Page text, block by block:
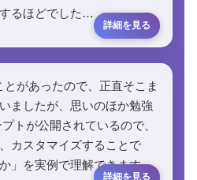
るほどでした…
とがあったので、正直そこま
ましたが、思いのほか勉強
トが公開されているので、
カスタマイズすることで
か」を実例で理解できます…